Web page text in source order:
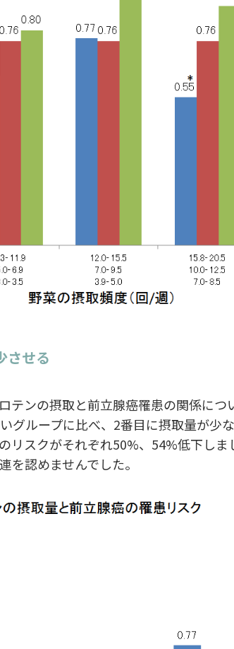
させる
ンの摂取と前立腺癌罹患の関係につ
グループに比べ、2番目に摂取量が少
リスクがそれぞれ50%、54%低下し
を認めませんでした。